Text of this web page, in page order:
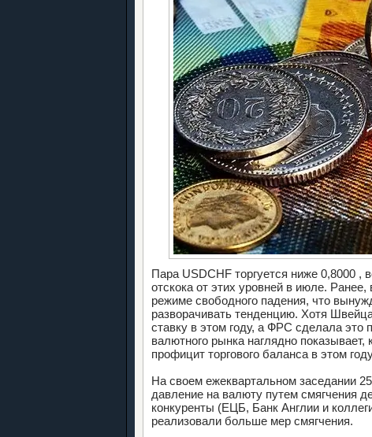
Пара USDCHF торгуется ниже 0,8000 ,
отскока от этих уровней в июле. Ранее,
режиме свободного падения, что
разворачивать тенденцию. Хотя
ставку в этом году, а ФРС сделала это
валютного рынка наглядно
профицит торгового баланса в этом
На своем ежеквартальном заседании
давление на валюту путем смягчения
конкуренты (ЕЦБ, Банк Англии и
реализовали больше мер смягчения.